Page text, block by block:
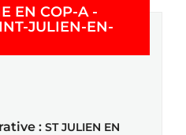
EN COP-A -
JULIEN-EN-
fenêtre)
: ST JULIEN EN